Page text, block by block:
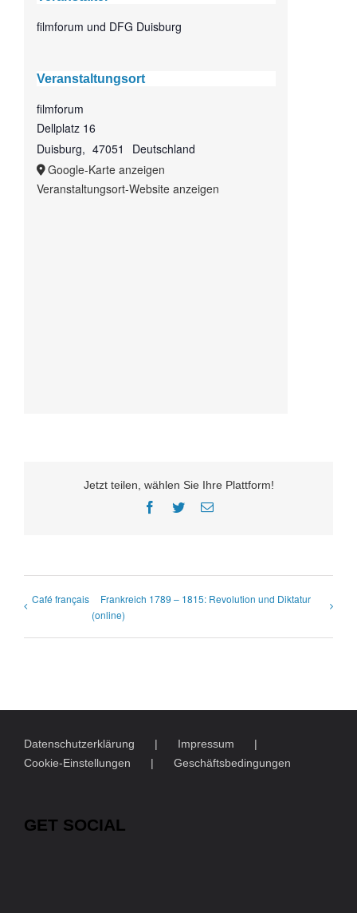
filmforum und DFG Duisburg
Veranstaltungsort
filmforum
Dellplatz 16
Duisburg, 47051
Deutschland
Google-Karte anzeigen
Veranstaltungsort-Website anzeigen
Jetzt teilen, wählen Sie Ihre Plattform!
Facebook
TwitterE-
Café français
Frankreich 1789 – 1815: Revolution und Diktatur
(online)
Datenschutzerklärung
Impressum
Cookie-Einstellungen
Geschäftsbedingungen
GET SOCIAL